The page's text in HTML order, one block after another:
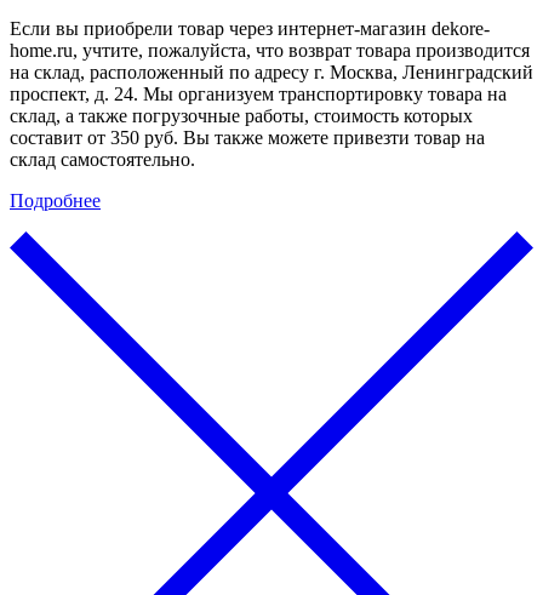
Если вы приобрели товар через интернет-магазин dekore-
home.ru, учтите, пожалуйста, что возврат товара производится
на склад, расположенный по адресу г. Москва, Ленинградский
проспект, д. 24. Мы организуем транспортировку товара на
склад, а также погрузочные работы, стоимость которых
составит от 350 руб. Вы также можете привезти товар на
склад самостоятельно.
Подробнее